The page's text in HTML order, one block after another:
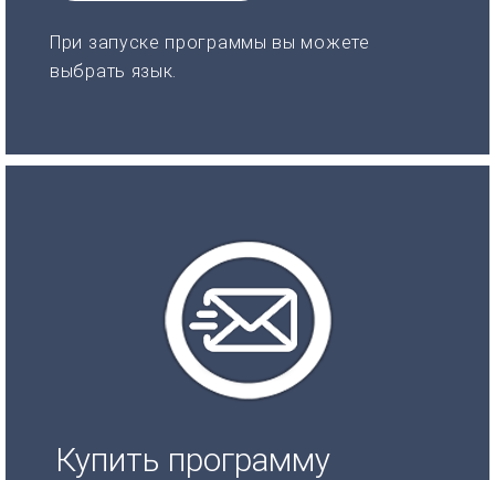
При запуске программы вы можете
выбрать язык.
Купить программу